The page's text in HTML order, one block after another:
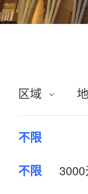
区域
不限
不限